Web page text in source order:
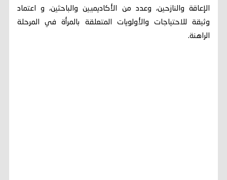
الإعاقة والنازحين، وعدد من الأكاديميين والباحثين، و اعتماد
وثيقة للاحتياجات والأولويات المتعلقة بالمرأة في المرحلة
الراهنة.